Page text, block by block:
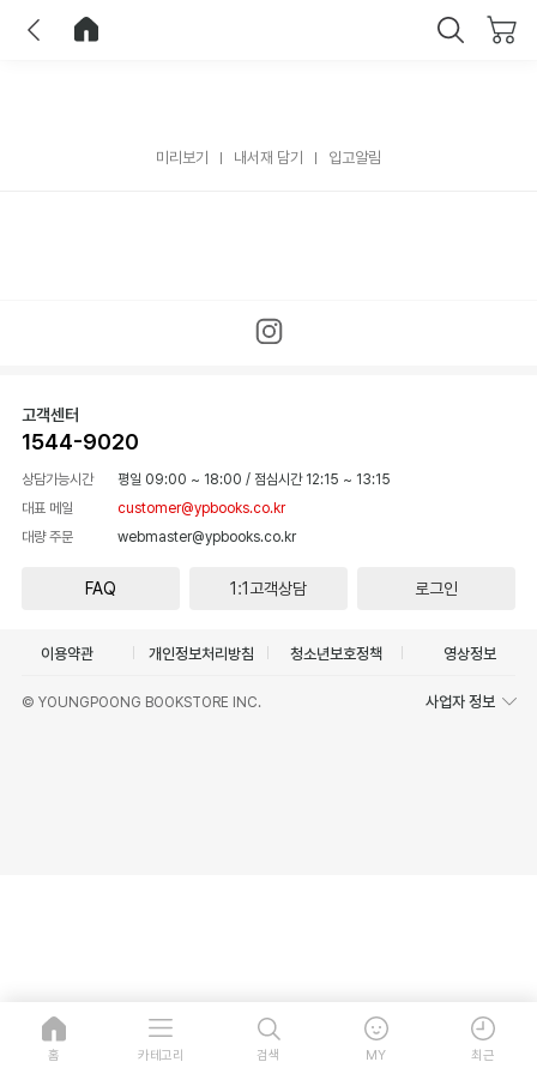
미리보기 내서재 담기 입고알림
고객센터
1544-9020
상담가능시간 평일 09:00 ~ 18:00 / 점심시간 12:15 ~ 13:15
대표 메일
customer@ypbooks.co.kr
대량 주문
webmaster@ypbooks.co.kr
FAQ 1:1고객상담 로그인
이용약관 개인정보처리방침 청소년보호정책 영상정보
© YOUNGPOONG BOOKSTORE INC. 사업자 정보
홈 카테고리 검색 MY 최근